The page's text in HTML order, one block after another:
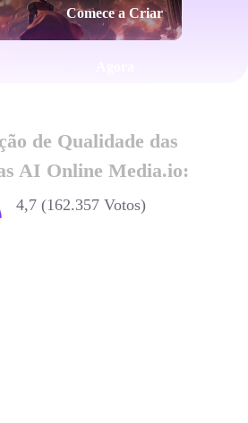
Comece a Criar
de Qualidade das
AI Online Media.io:
4,7 (162.357 Votos)